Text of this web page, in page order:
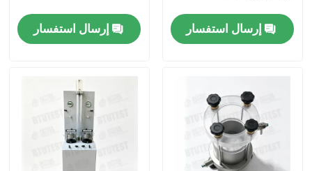
منزل
حول بنا
جولة في المعمل
إرسال استفسار إرسال استفسار